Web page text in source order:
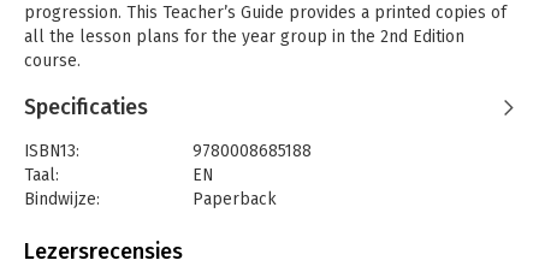
progression. This Teacher’s Guide provides a printed copies of
all the lesson plans for the year group in the 2nd Edition
course.
Specificaties
ISBN13:
9780008685188
Taal:
EN
Bindwijze:
Paperback
Uitgever:
Lezersrecensies